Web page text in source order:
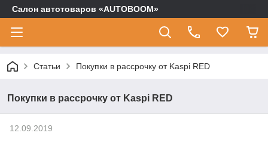
Салон автотоваров «AUTOBOOM»
Статьи Покупки в рассрочку от Kaspi RED
Покупки в рассрочку от Kaspi RED
12.09.2019